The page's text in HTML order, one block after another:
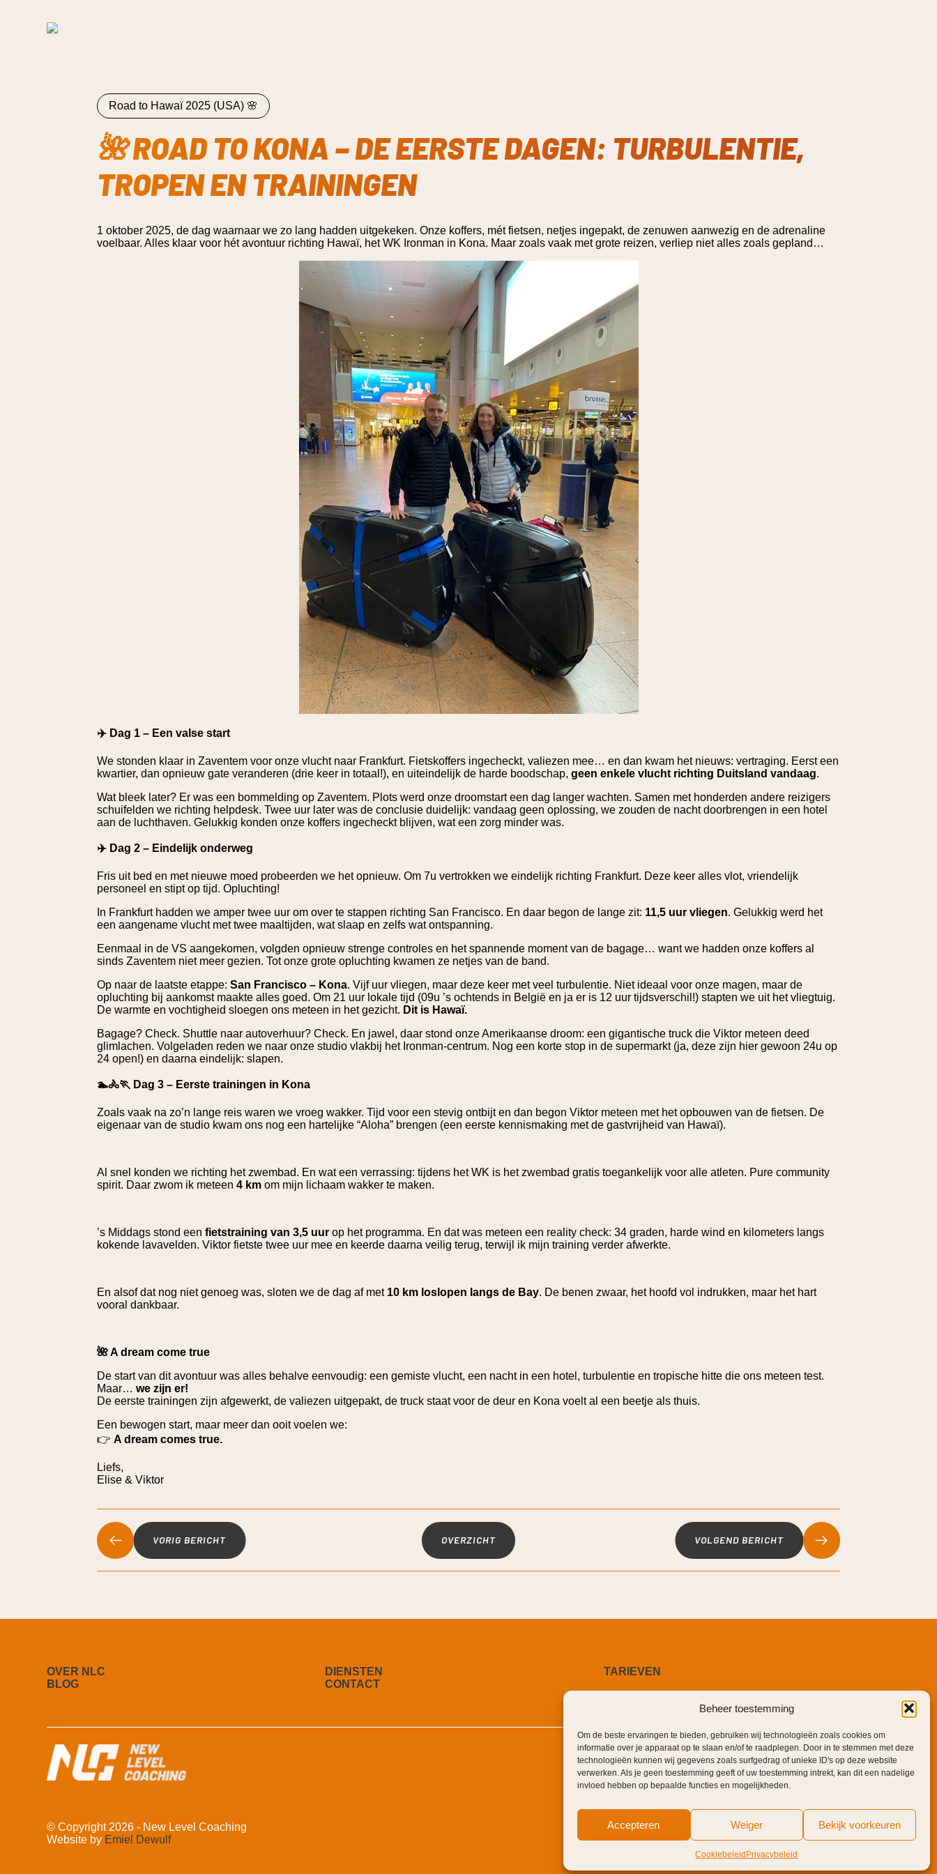
Beheer toestemming
Om de beste ervaringen te bieden, gebruiken wij technologieën zoals cookies om
informatie over je apparaat op te slaan en/of te raadplegen. Door in te stemmen met deze
technologieën kunnen wij gegevens zoals surfgedrag of unieke ID's op deze website
verwerken. Als je geen toestemming geeft of uw toestemming intrekt, kan dit een nadelige
invloed hebben op bepaalde functies en mogelijkheden.
Accepteren Weiger Bekijk voorkeuren
Cookiebeleid Privacybeleid
Road to Hawaï 2025 (USA) 🌸
🌺 ROAD TO KONA – DE EERSTE DAGEN: TURBULENTIE,
TROPEN EN TRAININGEN
1 oktober 2025, de dag waarnaar we zo lang hadden uitgekeken. Onze koffers, mét fietsen, netjes ingepakt, de zenuwen aanwezig en de adrenaline
voelbaar. Alles klaar voor hét avontuur richting Hawaï, het WK Ironman in Kona. Maar zoals vaak met grote reizen, verliep niet alles zoals gepland…
✈️ Dag 1 – Een valse start
We stonden klaar in Zaventem voor onze vlucht naar Frankfurt. Fietskoffers ingecheckt, valiezen mee… en dan kwam het nieuws: vertraging. Eerst een
kwartier, dan opnieuw gate veranderen (drie keer in totaal!), en uiteindelijk de harde boodschap,geen enkele vlucht richting Duitsland vandaag.
Wat bleek later? Er was een bommelding op Zaventem. Plots werd onze droomstart een dag langer wachten. Samen met honderden andere reizigers
schuifelden we richting helpdesk. Twee uur later was de conclusie duidelijk: vandaag geen oplossing, we zouden de nacht doorbrengen in een hotel
aan de luchthaven. Gelukkig konden onze koffers ingecheckt blijven, wat een zorg minder was.
✈️ Dag 2 – Eindelijk onderweg
Fris uit bed en met nieuwe moed probeerden we het opnieuw. Om 7u vertrokken we eindelijk richting Frankfurt. Deze keer alles vlot, vriendelijk
personeel en stipt op tijd. Opluchting!
In Frankfurt hadden we amper twee uur om over te stappen richting San Francisco. En daar begon de lange zit: 11,5 uur vliegen. Gelukkig werd het
een aangename vlucht met twee maaltijden, wat slaap en zelfs wat ontspanning.
Eenmaal in de VS aangekomen, volgden opnieuw strenge controles en het spannende moment van de bagage… want we hadden onze koffers al
sinds Zaventem niet meer gezien. Tot onze grote opluchting kwamen ze netjes van de band.
Op naar de laatste etappe:San Francisco – Kona. Vijf uur vliegen, maar deze keer met veel turbulentie. Niet ideaal voor onze magen, maar de
opluchting bij aankomst maakte alles goed. Om 21 uur lokale tijd (09u ’s ochtends in België en ja er is 12 uur tijdsverschil!) stapten we uit het vliegtuig.
De warmte en vochtigheid sloegen ons meteen in het gezicht. Dit is Hawaï.
Bagage? Check. Shuttle naar autoverhuur? Check. En jawel, daar stond onze Amerikaanse droom: een gigantische truck die Viktor meteen deed
glimlachen. Volgeladen reden we naar onze studio vlakbij het Ironman-centrum. Nog een korte stop in de supermarkt (ja, deze zijn hier gewoon 24u op
24 open!) en daarna eindelijk: slapen.
🏊🚴🏃 Dag 3 – Eerste trainingen in Kona
Zoals vaak na zo’n lange reis waren we vroeg wakker. Tijd voor een stevig ontbijt en dan begon Viktor meteen met het opbouwen van de fietsen. De
eigenaar van de studio kwam ons nog een hartelijke “Aloha” brengen (een eerste kennismaking met de gastvrijheid van Hawaï).
Al snel konden we richting het zwembad. En wat een verrassing: tijdens het WK is het zwembad gratis toegankelijk voor alle atleten. Pure community
spirit. Daar zwom ik meteen4 km om mijn lichaam wakker te maken.
’s Middags stond eenfietstraining van 3,5 uur op het programma. En dat was meteen een reality check: 34 graden, harde wind en kilometers langs
kokende lavavelden. Viktor fietste twee uur mee en keerde daarna veilig terug, terwijl ik mijn training verder afwerkte.
En alsof dat nog niet genoeg was, sloten we de dag af met 10 km loslopen langs de Bay. De benen zwaar, het hoofd vol indrukken, maar het hart
vooral dankbaar.
🌺 A dream come true
De start van dit avontuur was alles behalve eenvoudig: een gemiste vlucht, een nacht in een hotel, turbulentie en tropische hitte die ons meteen test.
Maar…we zijn er!
De eerste trainingen zijn afgewerkt, de valiezen uitgepakt, de truck staat voor de deur en Kona voelt al een beetje als thuis.
Een bewogen start, maar meer dan ooit voelen we:
👉A dream comes true.
Liefs,
Elise & Viktor
VORIG BERICHT OVERZICHT VOLGEND BERICHT
OVER NLC DIENSTEN
TARIEVEN
BLOG
CONTACT
© Copyright 2026 - New Level Coaching
Website by Emiel Dewulf
COOKIEBELEID